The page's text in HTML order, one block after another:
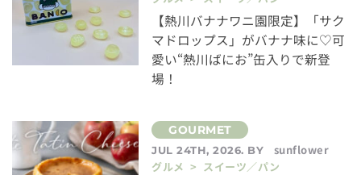
【熱川バナナワニ園限定】「サク
マドロップス」がバナナ味に♡可
愛い“熱川ばにお”缶入りで新登
場！
JUL 24TH, 2026. BY
sunflower
グルメ > スイーツ／パン